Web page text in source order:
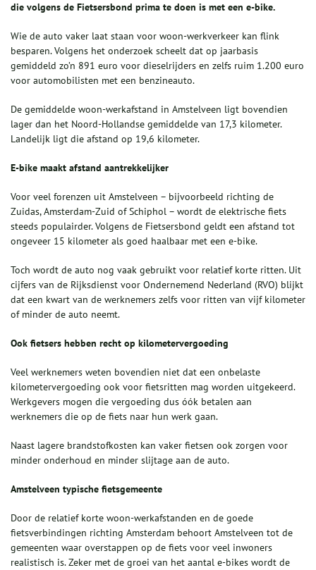
die volgens de Fietsersbond prima te doen is met een e-bike.
Wie de auto vaker laat staan voor woon-werkverkeer kan flink
besparen. Volgens het onderzoek scheelt dat op jaarbasis
gemiddeld zo’n 891 euro voor dieselrijders en zelfs ruim 1.200 euro
voor automobilisten met een benzineauto.
De gemiddelde woon-werkafstand in Amstelveen ligt bovendien
lager dan het Noord-Hollandse gemiddelde van 17,3 kilometer.
Landelijk ligt die afstand op 19,6 kilometer.
E-bike maakt afstand aantrekkelijker
Voor veel forenzen uit Amstelveen – bijvoorbeeld richting de
Zuidas, Amsterdam-Zuid of Schiphol – wordt de elektrische fiets
steeds populairder. Volgens de Fietsersbond geldt een afstand tot
ongeveer 15 kilometer als goed haalbaar met een e-bike.
Toch wordt de auto nog vaak gebruikt voor relatief korte ritten. Uit
cijfers van de Rijksdienst voor Ondernemend Nederland (RVO) blijkt
dat een kwart van de werknemers zelfs voor ritten van vijf kilometer
of minder de auto neemt.
Ook fietsers hebben recht op kilometervergoeding
Veel werknemers weten bovendien niet dat een onbelaste
kilometervergoeding ook voor fietsritten mag worden uitgekeerd.
Werkgevers mogen die vergoeding dus óók betalen aan
werknemers die op de fiets naar hun werk gaan.
Naast lagere brandstofkosten kan vaker fietsen ook zorgen voor
minder onderhoud en minder slijtage aan de auto.
Amstelveen typische fietsgemeente
Door de relatief korte woon-werkafstanden en de goede
fietsverbindingen richting Amsterdam behoort Amstelveen tot de
gemeenten waar overstappen op de fiets voor veel inwoners
realistisch is. Zeker met de groei van het aantal e-bikes wordt de